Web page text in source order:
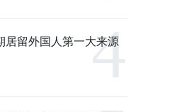
居留外国人第一大来源